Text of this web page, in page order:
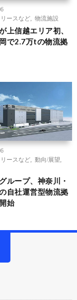
ースなど
物流施設
上信越エリア初、
で2.7万tの物流拠
ースなど
動向/展望
ループ、神奈川・
自社運営型物流拠
始